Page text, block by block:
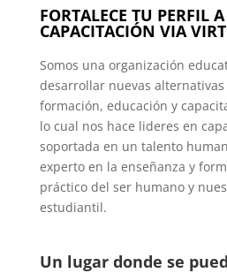
FORTALECE TU PERFIL
CAPACITACIÓN VIA
Somos una organización
desarrollar nuevas
formación, educación y
lo cual nos hace lideres en
soportada en un talento
experto en la enseñanza y
práctico del ser humano y
estudiantil.
Un lugar donde se